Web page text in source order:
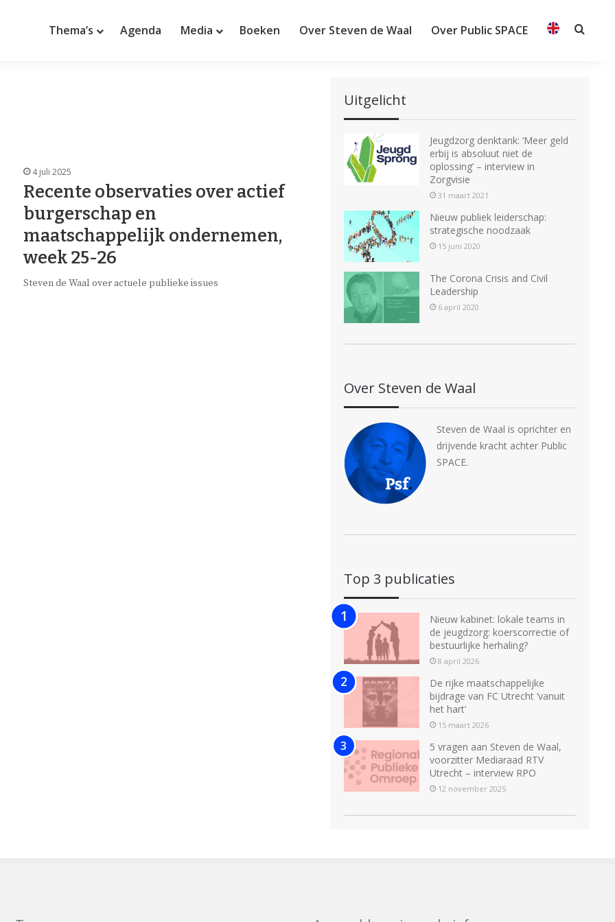
Thema’s Agenda Media Boeken Over Steven de Waal Over Public SPACE
4 juli 2025
Recente observaties over actief
burgerschap en
maatschappelijk ondernemen,
week 25-26
Steven de Waal over actuele publieke issues
Uitgelicht
Jeugdzorg denktank: ‘Meer geld
erbij is absoluut niet de
oplossing’ – interview in
Zorgvisie
31 maart 2021
Nieuw publiek leiderschap:
strategische noodzaak
15 juni 2020
The Corona Crisis and Civil
Leadership
6 april 2020
Over Steven de Waal
Steven de Waal is oprichter en
drijvende kracht achter Public
SPACE.
Top 3 publicaties
Nieuw kabinet: lokale teams in
de jeugdzorg: koerscorrectie of
bestuurlijke herhaling?
8 april 2026
De rijke maatschappelijke
bijdrage van FC Utrecht ‘vanuit
het hart’
15 maart 2026
5 vragen aan Steven de Waal,
voorzitter Mediaraad RTV
Utrecht – interview RPO
12 november 2025